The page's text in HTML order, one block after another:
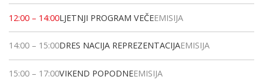
12:00 – 14:00LJETNJI PROGRAM VEČEEMISIJA
14:00 – 15:00DRES NACIJA REPREZENTACIJAEMISIJA
15:00 – 17:00VIKEND POPODNEEMISIJA